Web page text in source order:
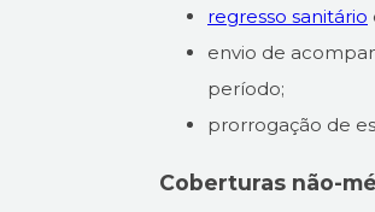
regresso sanitário
envio de
período;
prorrogação de
Coberturas não-